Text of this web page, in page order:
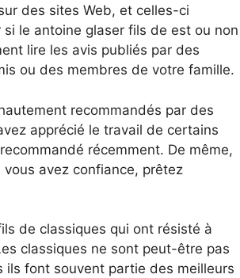
des sites Web, et celles-ci
le antoine glaser fils de est ou non
lire les avis publiés par des
ou des membres de votre famille.
recommandés par des
apprécié le travail de certains
récemment. De même,
avez confiance, prêtez
de classiques qui ont résisté à
classiques ne sont peut-être pas
ils font souvent partie des meilleurs